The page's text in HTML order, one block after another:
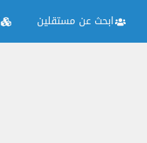
ابحث عن مستقلين